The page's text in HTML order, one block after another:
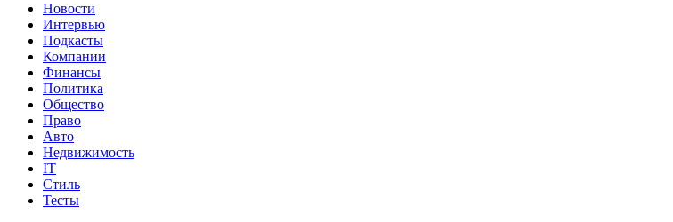
Новости
Интервью
Подкасты
Компании
Финансы
Политика
Общество
Право
Авто
Недвижимость
IT
Стиль
Тесты